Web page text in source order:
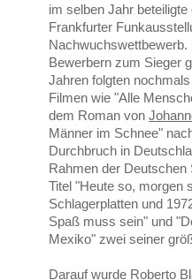
im selben Jahr
Frankfurter
Bewerbern zum Sieger
Jahren folgten
Filmen wie "Alle
dem Roman von
Männer im Schnee"
Durchbruch in
Rahmen der
Titel "Heute so, morgen
Schlagerplatten und
Spaß muss sein" und
Mexiko" zwei seiner
Darauf wurde Roberto